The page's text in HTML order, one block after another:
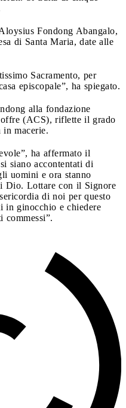
Fondong Abangalo,
di Santa Maria, date alle
Sacramento, per
episcopale”, ha spiegato.
alla fondazione
(ACS), riflette il grado
macerie.
ha affermato il
siano accontentati di
uomini e ora stanno
Dio. Lottare con il Signore
di noi per questo
in ginocchio e chiedere
commessi”.